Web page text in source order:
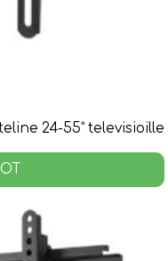
24-55” televisioille